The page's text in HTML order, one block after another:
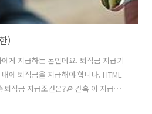
)
게 지급하는 돈인데요. 퇴직금 지급기
에 퇴직금을 지급해야 합니다. HTML
직금 지급조건은?🔎 간혹 이 지급기
요. 이번 글에서는 퇴직금 지급한 및